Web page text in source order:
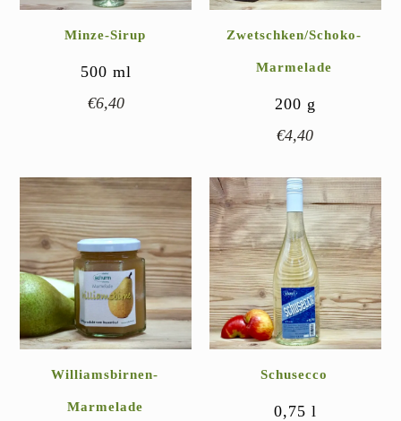
Minze-Sirup
500 ml
€6,40
Zwetschken/Schoko-
Marmelade
200 g
€4,40
Williamsbirnen-
Marmelade
Schusecco
0,75 l